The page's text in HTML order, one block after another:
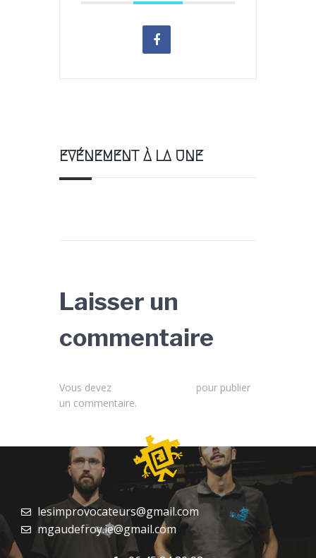
EVÉNEMENT À LA UNE
Laisser un
commentaire
Vous devez
pour publier
un commentaire.
lesimprovocateurs@gmail.com
mgaudefroy.ie@gmail.com